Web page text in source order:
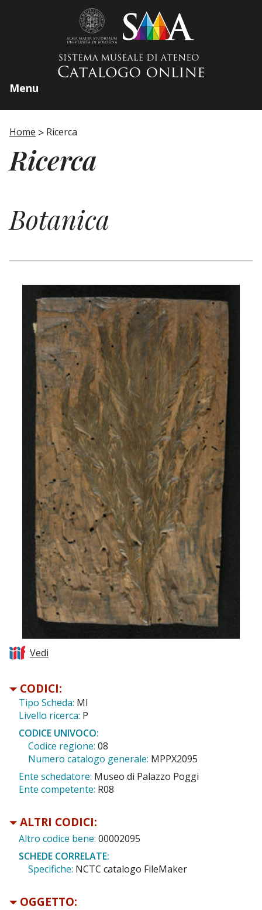
Menu
Home Ricerca
Ricerca
Botanica
Vedi
CODICI:
Tipo Scheda: MI
Livello ricerca: P
CODICE UNIVOCO:
Codice regione: 08
Numero catalogo generale: MPPX2095
Ente schedatore: Museo di Palazzo Poggi
Ente competente: R08
ALTRI CODICI:
Altro codice bene: 00002095
SCHEDE CORRELATE:
Specifiche: NCTC catalogo FileMaker
OGGETTO: